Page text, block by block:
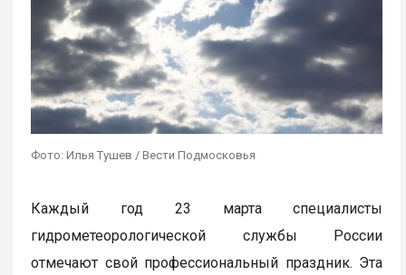
Фото: Илья Тушев / Вести Подмосковья
Каждый год 23 марта специалисты
гидрометеорологической службы России
отмечают свой профессиональный праздник. Эта